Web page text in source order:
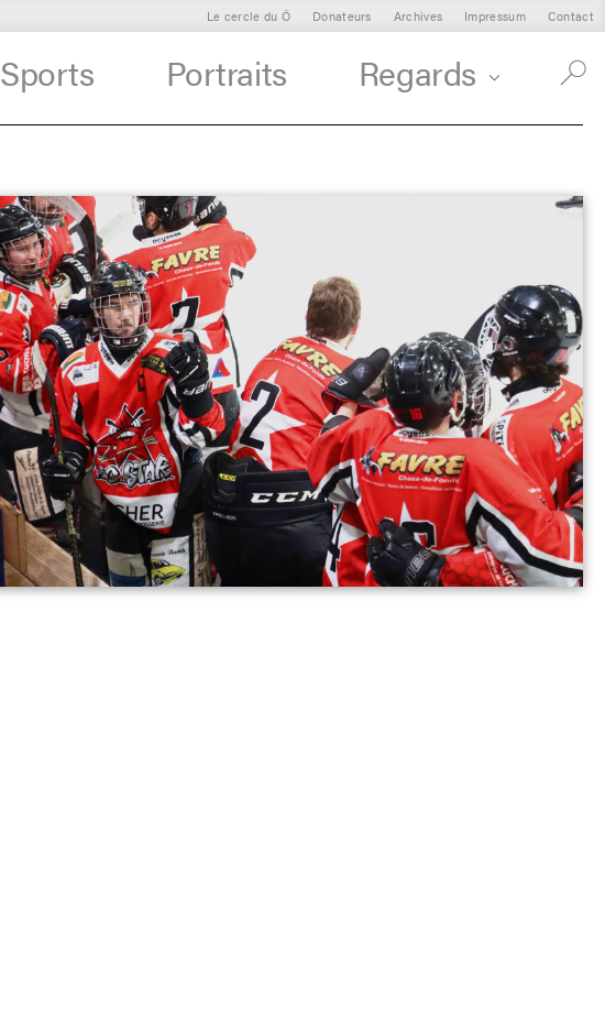
Le cercle du Ô Donateurs Archives Impressum Contact
Sports Portraits Regards